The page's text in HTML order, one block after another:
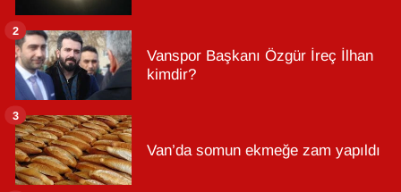
Vanspor Başkanı Özgür İreç İlhan
kimdir?
2
Van’da somun ekmeğe zam yapıldı
3